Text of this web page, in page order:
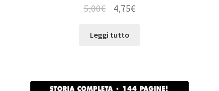
5,00€ 4,75€
Leggi tutto